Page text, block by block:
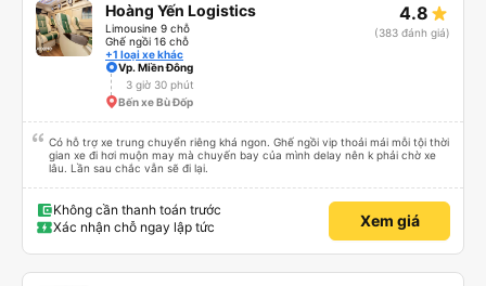
Hoàng Yến Logistics
Limousine 9 chỗ
Ghế ngồi 16 chỗ
+1 loại xe khác
4.8
(383 đánh giá)
Vp. Miền Đông
3 giờ 30 phút
Bến xe Bù Đốp
Có hỗ trợ xe trung chuyển riêng khá ngon. Ghế ngồi vip thoải mái mỗi tội thời
gian xe đi hơi muộn may mà chuyến bay của mình delay nên k phải chờ xe
lâu. Lần sau chắc vẫn sẽ đi lại.
Không cần thanh toán trước
Xác nhận chỗ ngay lập tức
Xem giá